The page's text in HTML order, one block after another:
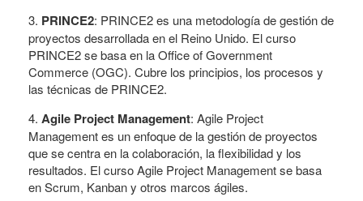
3. PRINCE2: PRINCE2 es una metodología de gestión de
proyectos desarrollada en el Reino Unido. El curso
PRINCE2 se basa en la Office of Government
Commerce (OGC). Cubre los principios, los procesos y
las técnicas de PRINCE2.
4. Agile Project Management: Agile Project
Management es un enfoque de la gestión de proyectos
que se centra en la colaboración, la flexibilidad y los
resultados. El curso Agile Project Management se basa
en Scrum, Kanban y otros marcos ágiles.